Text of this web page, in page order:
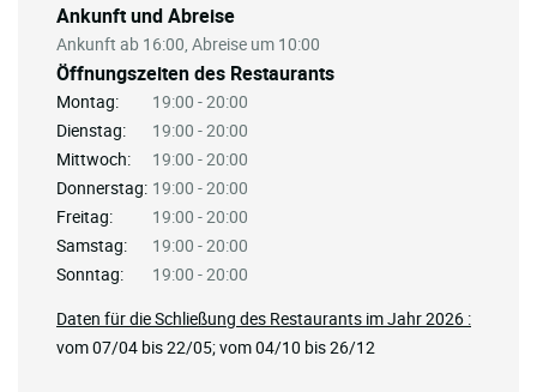
Ankunft und Abreise
Ankunft ab 16:00, Abreise um 10:00
Öffnungszeiten des Restaurants
Montag:
19:00 - 20:00
Dienstag:
19:00 - 20:00
Mittwoch:
19:00 - 20:00
Donnerstag: 19:00 - 20:00
Freitag:
19:00 - 20:00
Samstag:
19:00 - 20:00
Sonntag:
19:00 - 20:00
Daten für die Schließung des Restaurants im Jahr 2026 :
vom 07/04 bis 22/05; vom 04/10 bis 26/12